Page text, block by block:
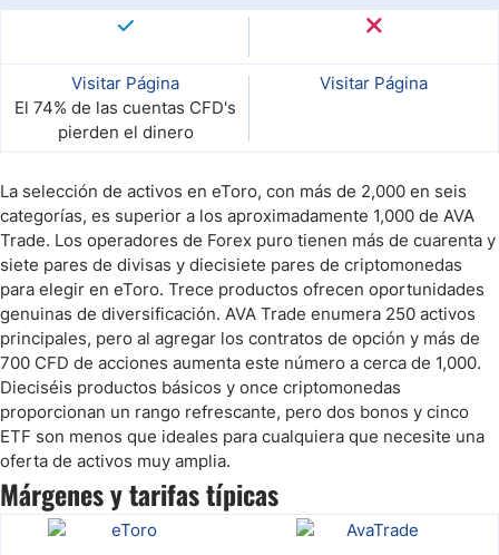
Visitar Página
El 74% de las cuentas CFD's
pierden el dinero
Visitar Página
La selección de activos en eToro, con más de 2,000 en seis
categorías, es superior a los aproximadamente 1,000 de AVA
Trade. Los operadores de Forex puro tienen más de cuarenta y
siete pares de divisas y diecisiete pares de criptomonedas
para elegir en eToro. Trece productos ofrecen oportunidades
genuinas de diversificación. AVA Trade enumera 250 activos
principales, pero al agregar los contratos de opción y más de
700 CFD de acciones aumenta este número a cerca de 1,000.
Dieciséis productos básicos y once criptomonedas
proporcionan un rango refrescante, pero dos bonos y cinco
ETF son menos que ideales para cualquiera que necesite una
oferta de activos muy amplia.
Márgenes y tarifas típicas